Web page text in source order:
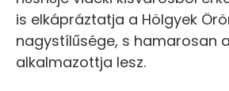
is elkápráztatja a Hölgyek
nagystílűsége, s hamarosan
alkalmazottja lesz.